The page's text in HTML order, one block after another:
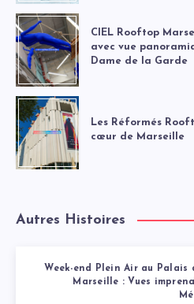
CIEL Rooftop
avec vue
Dame de la Garde
Les Réformés
cœur de Marseille
Autres Histoires
Week-end Plein Air au Palais
Marseille : Vues